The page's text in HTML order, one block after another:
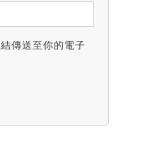
傳送至你的電子